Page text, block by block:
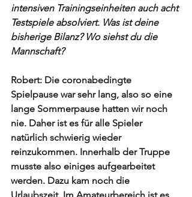
intensiven Trainingseinheiten auch acht
Testspiele absolviert. Was ist deine
bisherige Bilanz? Wo siehst du die
Mannschaft?
Robert: Die coronabedingte
Spielpause war sehr lang, also so eine
lange Sommerpause hatten wir noch
nie. Daher ist es für alle Spieler
natürlich schwierig wieder
reinzukommen. Innerhalb der Truppe
musste also einiges aufgearbeitet
werden. Dazu kam noch die